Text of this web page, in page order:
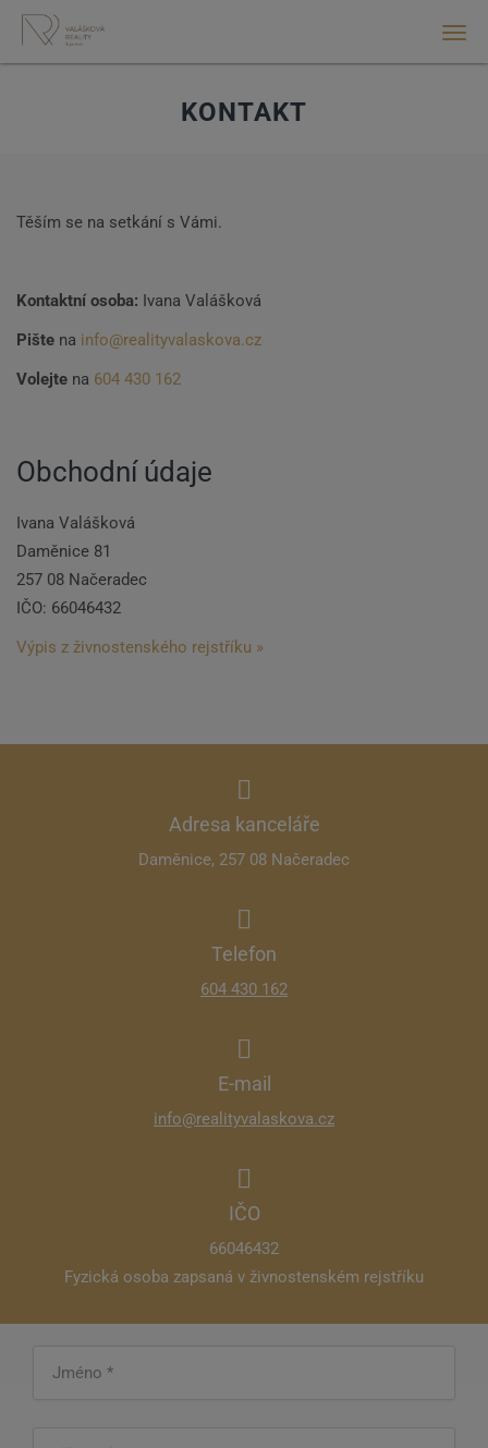
KONTAKT
Těším se na setkání s Vámi.
Kontaktní osoba: Ivana Valášková
Pište na info@realityvalaskova.cz
Volejte na 604 430 162
Obchodní údaje
Ivana Valášková
Daměnice 81
257 08 Načeradec
IČO: 66046432
Výpis z živnostenského rejstříku »
Adresa kanceláře
Daměnice, 257 08 Načeradec
Telefon
604 430 162
E-mail
info@realityvalaskova.cz
IČO
66046432
Fyzická osoba zapsaná v živnostenském rejstříku